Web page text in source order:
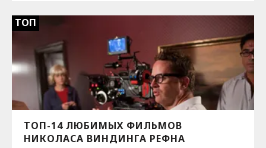
ТОП
ТОП-14 ЛЮБИМЫХ ФИЛЬМОВ
НИКОЛАСА ВИНДИНГА РЕФНА